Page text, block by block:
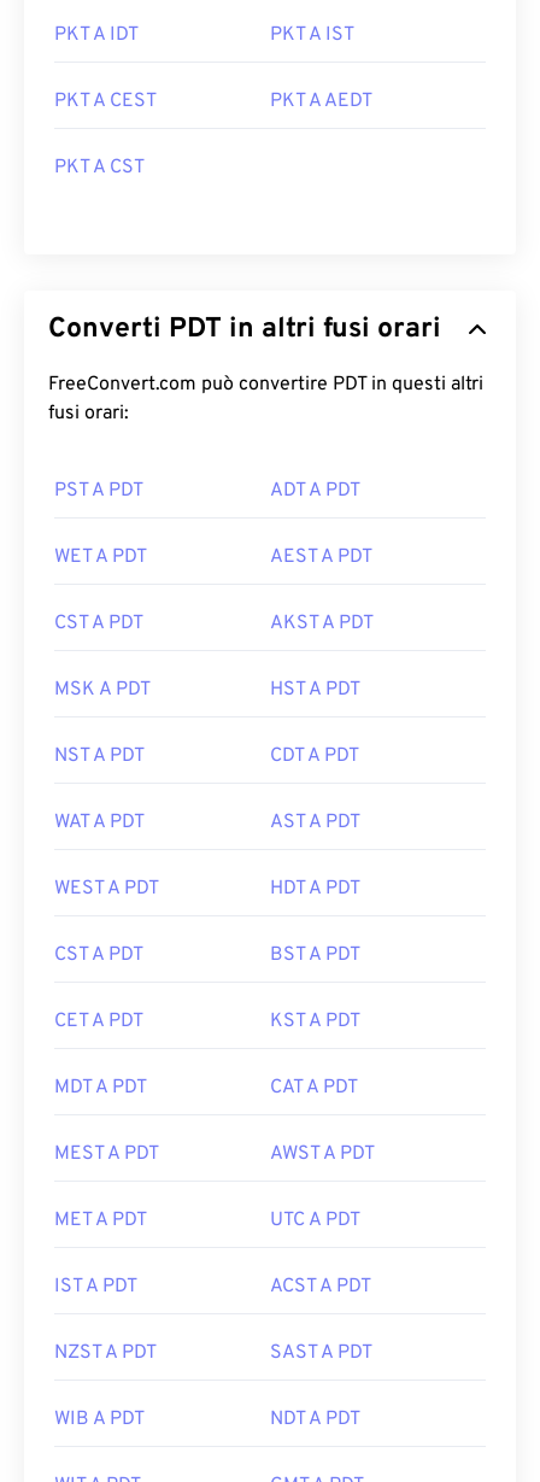
PKT A IDT PKT A IST
PKT A CEST PKT A AEDT
PKT A CST
Converti PDT in altri fusi orari
FreeConvert.com può convertire PDT in questi altri
fusi orari:
PST A PDT ADT A PDT
WET A PDT AEST A PDT
CST A PDT AKST A PDT
MSK A PDT HST A PDT
NST A PDT CDT A PDT
WAT A PDT AST A PDT
WEST A PDT HDT A PDT
CST A PDT BST A PDT
CET A PDT KST A PDT
MDT A PDT CAT A PDT
MEST A PDT AWST A PDT
MET A PDT UTC A PDT
IST A PDT ACST A PDT
NZST A PDT SAST A PDT
WIB A PDT NDT A PDT